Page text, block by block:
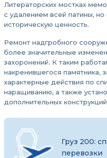
Литераторских мостках
с удалением всей патины, но
историческую ценность.
Ремонт надгробного
более значительные
захоронений. К таким
накренившегося памятника,
характерные действия по
наращиванию, а также
дополнительных
Груз 200:
перевозки